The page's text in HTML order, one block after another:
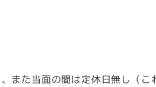
た当面の間は定休日無し（こ